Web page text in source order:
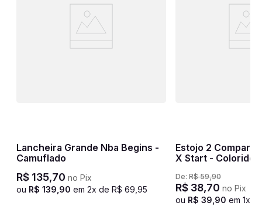
Lancheira Grande Nba Begins -
Camuflado
R$ 135,70 no Pix
ou R$ 139 90 em 2x de R$ 69 95
Estojo 2
X Start - Colorido
De: R$ 59,90
R$ 38,70 no Pix
ou R$ 39 90 em 1x